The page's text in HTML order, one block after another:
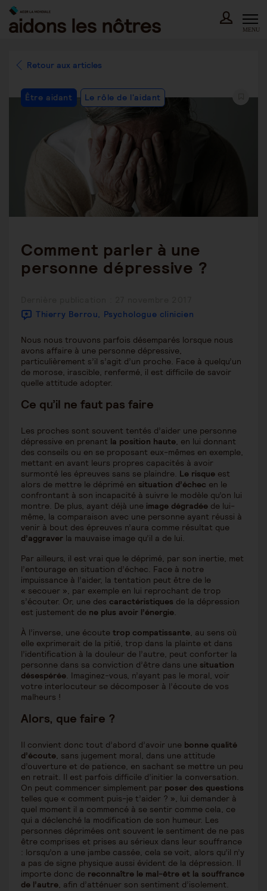
Skip
content
MENU
Retour aux articles
Comment parler à une
personne dépressive ?
publiée :
Thierry Berrou, Psychologue clinicien
Être aidant Le rôle de l'aidant
Nous nous trouvons parfois désemparés lorsque nous
avons affaire à une personne dépressive,
particulièrement s’il s’agit d’un proche. Face à quelqu’un
de morose, irascible, renfermé, il est difficile de savoir
quelle attitude adopter.
Ce qu’il ne faut pas faire
Les proches sont souvent tentés d’aider une personne
dépressive en prenant la position haute, en lui donnant
des conseils ou en se proposant eux-mêmes en exemple,
mettant en avant leurs propres capacités à avoir
surmonté les épreuves sans se plaindre. Le risque est
alors de mettre le déprimé en situation d’échec en le
confrontant à son incapacité à suivre le modèle qu’on lui
montre. De plus, ayant déjà une image dégradée de lui-
même, la comparaison avec une personne ayant réussi à
venir à bout des épreuves n’aura comme résultat que
d’aggraver la mauvaise image qu’il a de lui.
Par ailleurs, il est vrai que le déprimé, par son inertie, met
l’entourage en situation d’échec. Face à notre
impuissance à l’aider, la tentation peut être de le
« secouer », par exemple en lui reprochant de trop
s’écouter. Or, une des caractéristiques de la dépression
est justement de ne plus avoir l’énergie.
À l’inverse, une écoute trop compatissante, au sens où
elle exprimerait de la pitié, trop dans la plainte et dans
l’identification à la douleur de l’autre, peut conforter la
personne dans sa conviction d’être dans une situation
désespérée. Imaginez-vous, n’ayant pas le moral, voir
votre interlocuteur se décomposer à l’écoute de vos
malheurs !
Alors, que faire ?
Il convient donc tout d’abord d’avoir une bonne qualité
d’écoute, sans jugement moral, dans une attitude
d’ouverture et de patience, en sachant se mettre un peu
en retrait. Il est parfois difficile d’initier la conversation.
On peut commencer simplement par poser des questions
telles que « comment puis-je t’aider ? », lui demander à
quel moment il a commencé à se sentir comme cela, ce
qui a déclenché la modification de son humeur. Les
personnes déprimées ont souvent le sentiment de ne pas
être comprises et prises au sérieux dans leur souffrance
: lorsqu’on a une jambe cassée, cela se voit, alors qu’il n’y
a pas de signe physique aussi évident de la dépression. Il
importe donc de reconnaître le mal-être et la souffrance
de l’autre, afin d’atténuer son sentiment d’isolement.